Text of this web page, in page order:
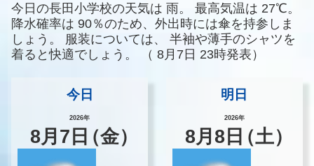
今日の長田小学校の天気は 雨。 最高気温は 27℃。
降水確率は 90％のため、外出時には傘を持参しま
しょう。
服装については、
半袖や薄手のシャツを
着ると快適でしょう。
（ 8月7日 23時発表）
今日
2026年
8月 7 日（金）
明日
2026年
8月8 日（土）